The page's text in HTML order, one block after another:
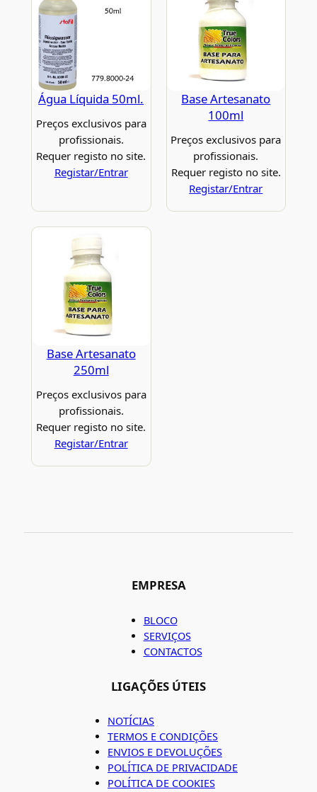
Água Líquida 50ml.
Preços exclusivos para
profissionais.
Requer registo no site.
Registar/Entrar
Base Artesanato
100ml
Preços exclusivos para
profissionais.
Requer registo no site.
Registar/Entrar
Base Artesanato
250ml
Preços exclusivos para
profissionais.
Requer registo no site.
Registar/Entrar
EMPRESA
BLOCO
SERVIÇOS
CONTACTOS
LIGAÇÕES ÚTEIS
NOTÍCIAS
TERMOS E CONDIÇÕES
ENVIOS E DEVOLUÇÕES
POLÍTICA DE PRIVACIDADE
POLÍTICA DE COOKIES